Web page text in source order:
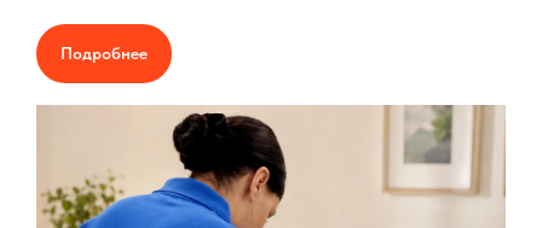
Подробнее